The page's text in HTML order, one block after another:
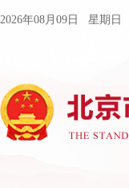
2026年08月09日 星期日